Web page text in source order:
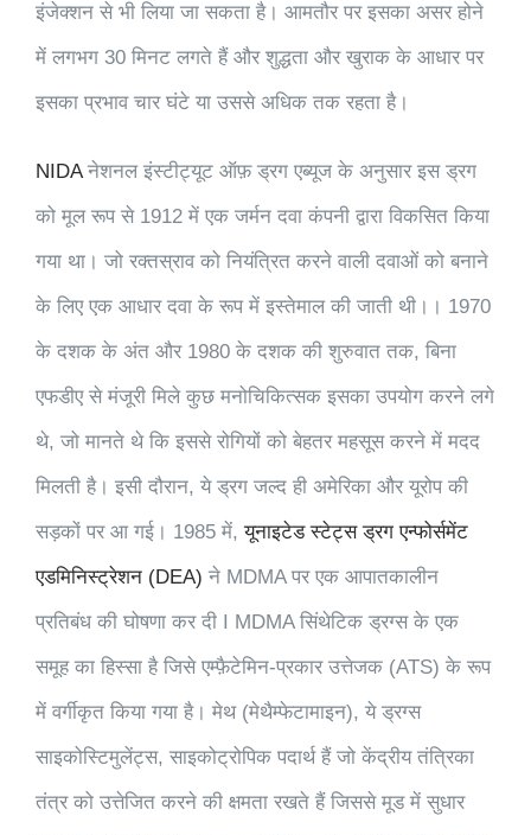
इंजेक्शन से भी लिया जा सकता है। आमतौर पर इसका असर होने
में लगभग 30 मिनट लगते हैं और शुद्धता और खुराक के आधार पर
इसका प्रभाव चार घंटे या उससे अधिक तक रहता है।
NIDAनेशनल इंस्टीट्यूट ऑफ़ ड्रग एब्यूज के अनुसार इस ड्रग
को मूल रूप से 1912 में एक जर्मन दवा कंपनी द्वारा विकसित किया
गया था। जो रक्तस्राव को नियंत्रित करने वाली दवाओं को बनाने
के लिए एक आधार दवा के रूप में इस्तेमाल की जाती थी।। 1970
के दशक के अंत और 1980 के दशक की शुरुवात तक, बिना
एफडीए से मंजूरी मिले कुछ मनोचिकित्सक इसका उपयोग करने लगे
थे, जो मानते थे कि इससे रोगियों को बेहतर महसूस करने में मदद
मिलती है। इसी दौरान, ये ड्रग जल्द ही अमेरिका और यूरोप की
सड़कों पर आ गई। 1985 में, यूनाइटेड स्टेट्स ड्रग एन्फोर्समेंट
एडमिनिस्ट्रेशन (DEA) ने MDMA पर एक आपातकालीन
प्रतिबंध की घोषणा कर दी I MDMA सिंथेटिक ड्रग्स के एक
समूह का हिस्सा है जिसे एम्फ़ैटेमिन-प्रकार उत्तेजक (ATS) के रूप
में वर्गीकृत किया गया है। मेथ (मेथैम्फेटामाइन), ये ड्रग्स
साइकोस्टिमुलेंट्स, साइकोट्रोपिक पदार्थ हैं जो केंद्रीय तंत्रिका
तंत्र को उत्तेजित करने की क्षमता रखते हैं जिससे मूड में सुधार